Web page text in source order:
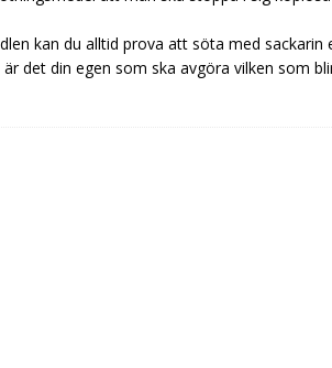
kan du alltid prova att söta med sackarin
det din egen som ska avgöra vilken som